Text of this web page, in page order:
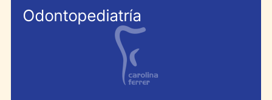
Odontopediatría